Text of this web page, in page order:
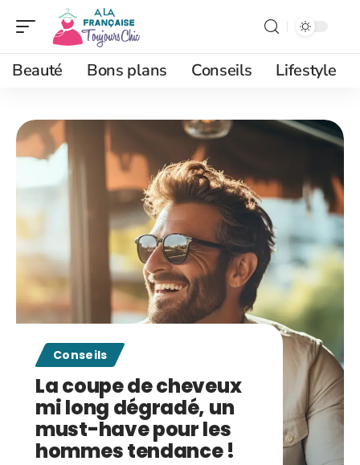
Beauté Bons plans Conseils Lifestyle
Conseils
La coupe de cheveux
mi long dégradé, un
must-have pour les
hommes tendance !